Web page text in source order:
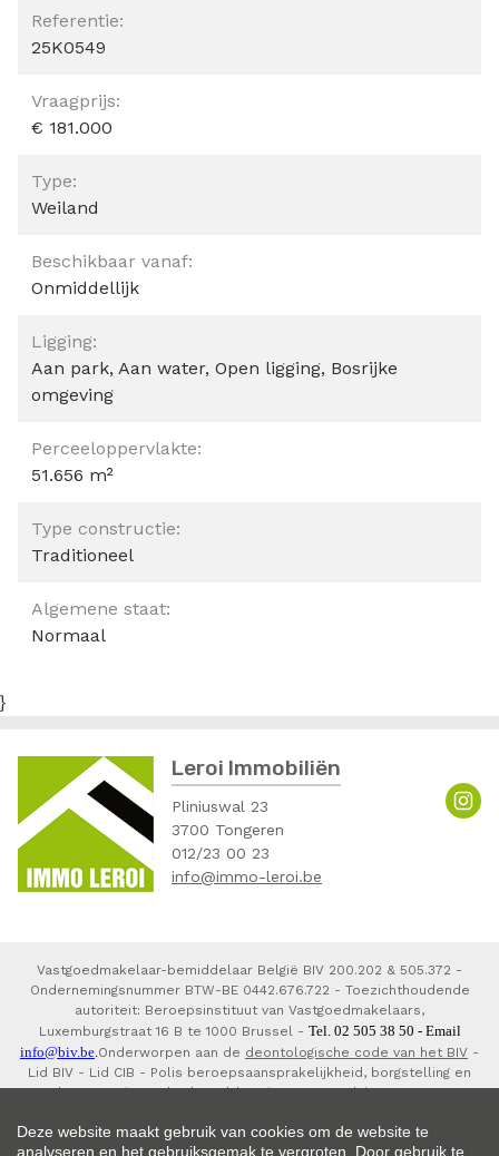
Referentie:
25K0549
Vraagprijs:
€ 181.000
Type:
Weiland
Beschikbaar vanaf:
Onmiddellijk
Ligging:
Aan park, Aan water, Open ligging, Bosrijke
omgeving
Perceeloppervlakte:
51.656 m²
Type constructie:
Traditioneel
Algemene staat:
Normaal
}
Leroi Immobiliën
Pliniuswal 23
3700 Tongeren
012/23 00 23
info@immo-leroi.be
Vastgoedmakelaar-bemiddelaar België BIV 200.202 & 505.372 -
Ondernemingsnummer BTW-BE 0442.676.722 - Toezichthoudende
autoriteit: Beroepsinstituut van Vastgoedmakelaars,
Luxemburgstraat 16 B te 1000 Brussel - Tel. 02 505 38 50 - Email
info@biv.be.Onderworpen aan de deontologische code van het BIV -
Lid BIV - Lid CIB - Polis beroepsaansprakelijkheid, borgstelling en
waarborgorganisme derdengelden via NV AXA Belgium 730.390.160,
Deze website maakt gebruik van cookies om de website te
analyseren en het gebruiksgemak te vergroten. Door gebruik te